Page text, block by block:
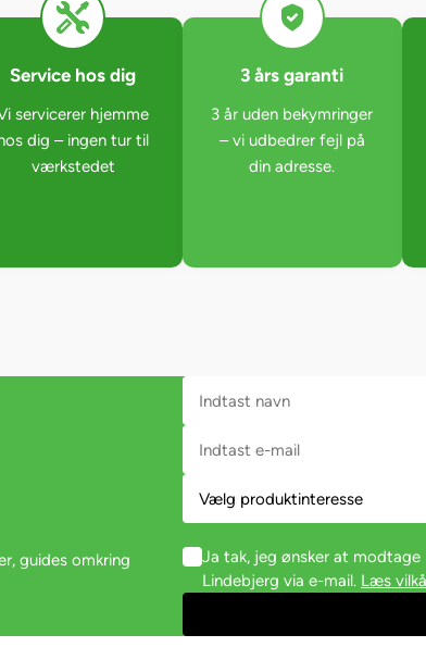
Service hos dig
servicerer hjemme
dig – ingen tur til
værkstedet
3 års garanti
3 år uden bekymringer
– vi udbedrer fejl på
din adresse.
guides omkring
Ja tak, jeg ønsker at
Lindebjerg via e-mail. Læs